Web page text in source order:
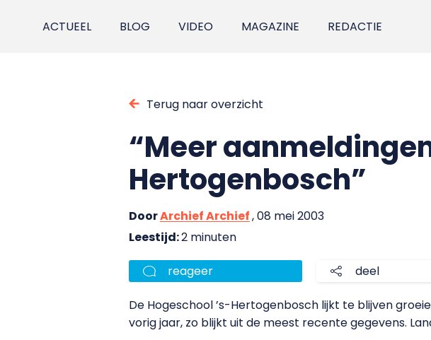
ACTUEEL BLOG VIDEO MAGAZINE REDACTIE
Terug naar overzicht
“Meer
Hertogenbosch”
DoorArchief Archief, 08 mei 2003
Leestijd:2 minuten
reageer deel
De Hogeschool ’s-Hertogenbosch lijkt te blijven
vorig jaar, zo blijkt uit de meest recente gegevens.